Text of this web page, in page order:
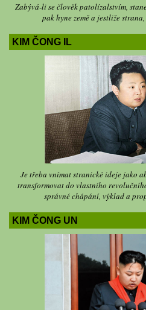
Zabývá-li se člověk patolízalstvím,
pak hyne země a jestliže
KIM ČONG IL
Je třeba vnímat stranické ideje jako
transformovat do vlastního
správné chápání, výklad a
KIM ČONG UN